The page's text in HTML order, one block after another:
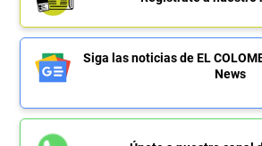
Siga las noticias de EL
News